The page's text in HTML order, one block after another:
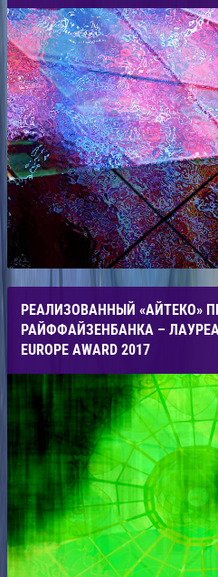
РЕАЛИЗОВАННЫЙ «АЙТЕКО»
РАЙФФАЙЗЕНБАНКА –
EUROPE AWARD 2017